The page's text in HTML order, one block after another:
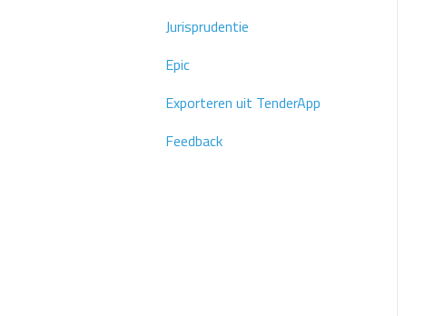
Jurisprudentie
Epic
Exporteren uit TenderApp
Feedback